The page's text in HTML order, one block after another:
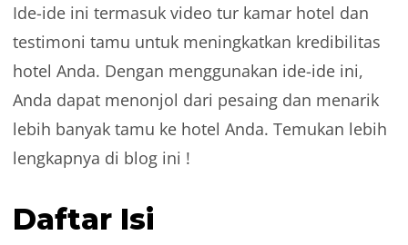
Ide-ide ini termasuk video tur kamar hotel dan
testimoni tamu untuk meningkatkan kredibilitas
hotel Anda. Dengan menggunakan ide-ide ini,
Anda dapat menonjol dari pesaing dan menarik
lebih banyak tamu ke hotel Anda. Temukan lebih
lengkapnya di blog ini !
Daftar Isi